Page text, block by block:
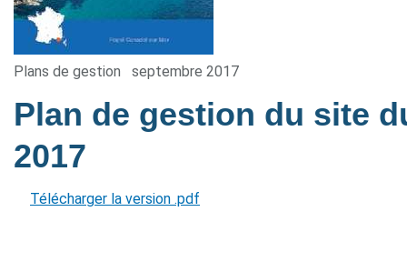
Plans de gestion septembre 2017
Plan de gestion du site
2017
Télécharger la version .pdf